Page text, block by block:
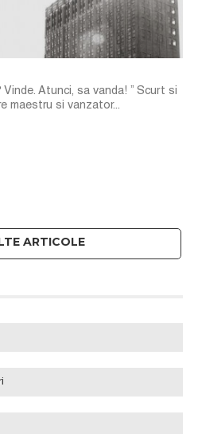
Atunci, sa vanda! ” Scurt si
maestru si vanzator...